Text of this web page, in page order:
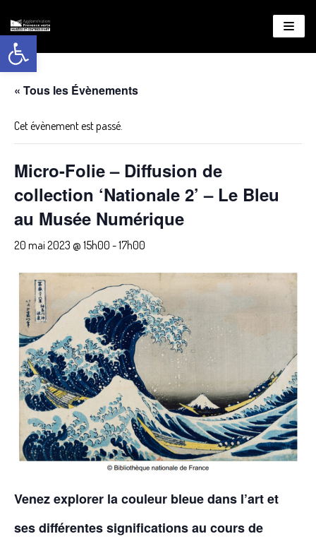
Ouvrir la barre d’outils
Aller
au
contenu
« Tous les Évènements
Cet évènement est passé.
Micro-Folie – Diffusion de
collection ‘Nationale 2’ – Le Bleu
au Musée Numérique
20 mai 2023 @ 15h00 -17h00
Venez explorer la couleur bleue dans l’art et
ses différentes significations au cours de